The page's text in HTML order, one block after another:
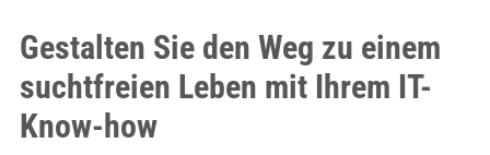
Gestalten Sie den Weg zu einem
suchtfreien Leben mit Ihrem IT-
Know-how